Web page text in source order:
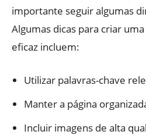
importante seguir algumas
Algumas dicas para criar
eficaz incluem:
Utilizar palavras-chave
Manter a página
Incluir imagens de alta